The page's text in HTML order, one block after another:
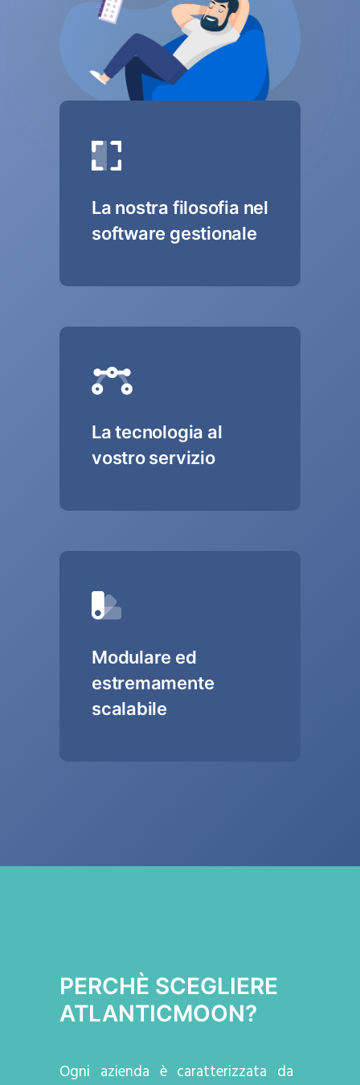
La nostra filosofia nel
software gestionale
La tecnologia al
vostro servizio
Modulare ed
estremamente
scalabile
PERCHÈ SCEGLIERE
ATLANTICMOON?
Ogni azienda è caratterizzata da